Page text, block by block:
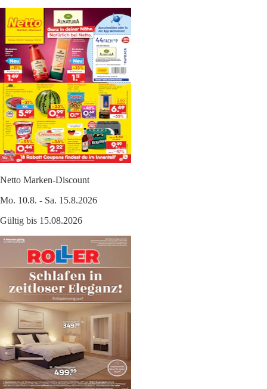
Netto Marken-Discount
Mo. 10.8. - Sa. 15.8.2026
Gültig bis 15.08.2026